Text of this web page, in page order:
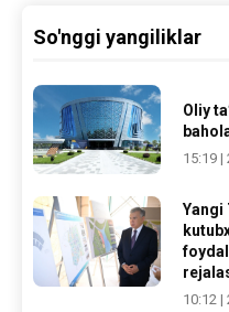
So'nggi yangiliklar
Oliy
15:19 |
10:12 |